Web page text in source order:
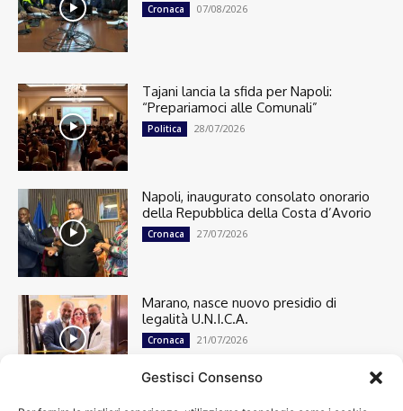
Gestisci Consenso
Cronaca 07/08/2026
Tajani lancia la sfida per Napoli:
“Prepariamoci alle Comunali”
Politica 28/07/2026
Napoli, inaugurato consolato onorario
della Repubblica della Costa d’Avorio
Cronaca 27/07/2026
Marano, nasce nuovo presidio di
legalità U.N.I.C.A.
Cronaca 21/07/2026